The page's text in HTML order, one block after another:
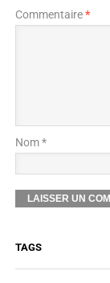
Commentaire*
Nom *
TAGS